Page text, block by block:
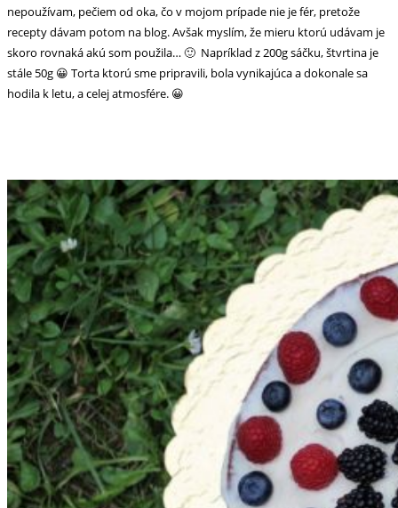
nepoužívam, pečiem od oka, čo v mojom prípade nie je fér, pretože
recepty dávam potom na blog. Avšak myslím, že mieru ktorú udávam je
skoro rovnaká akú som použila… 🙂 Napríklad z 200g sáčku, štvrtina je
stále 50g 😀 Torta ktorú sme pripravili, bola vynikajúca a dokonale sa
hodila k letu, a celej atmosfére. 😀